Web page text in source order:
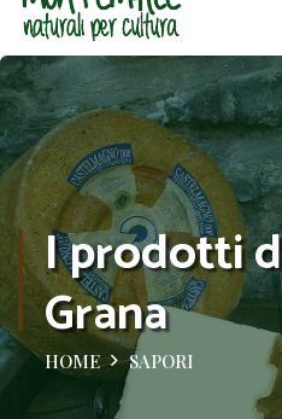
I prodotti
Grana
HOME SAPORI